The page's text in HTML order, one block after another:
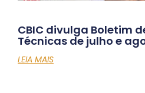
CBIC divulga Boletim
Técnicas de julho e
LEIA MAIS